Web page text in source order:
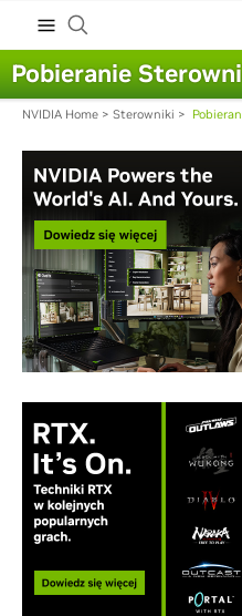
Pobieranie
NVIDIA Home > Sterowniki >